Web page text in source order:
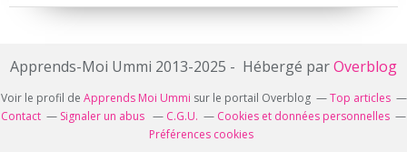
Apprends-Moi Ummi 2013-2025 - Hébergé parOverblog
Voir le profil de Apprends Moi Ummi sur le portail Overblog
Top articles
Contact
Signaler un abus C.G.U.
Cookies et données personnelles
Préférences cookies